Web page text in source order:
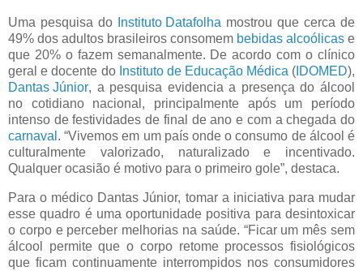
Uma pesquisa do Instituto Datafolha mostrou que cerca de
49% dos adultos brasileiros consomem bebidas alcoólicas e
que 20% o fazem semanalmente. De acordo com o clínico
geral e docente do Instituto de Educação Médica( IDOMED),
Dantas Júnior, a pesquisa evidencia a presença do álcool
no cotidiano nacional, principalmente após um período
intenso de festividades de final de ano e com a chegada do
carnaval . “Vivemos em um país onde o consumo de álcool é
culturalmente valorizado, naturalizado e incentivado.
Qualquer ocasião é motivo para o primeiro gole”, destaca.
Para o médico Dantas Júnior, tomar a iniciativa para mudar
esse quadro é uma oportunidade positiva para desintoxicar
o corpo e perceber melhorias na saúde. “Ficar um mês sem
álcool permite que o corpo retome processos fisiológicos
que ficam continuamente interrompidos nos consumidores